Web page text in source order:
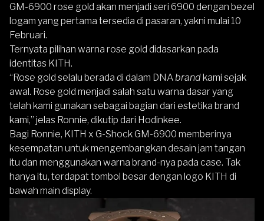
GM-6900 rose gold akan menjadi seri 6900 dengan bezel
logam yang pertama tersedia di pasaran, yakni mulai 10
Februari.
Ternyata pilihan warna rose gold didasarkan pada
identitas KITH.
“Rose gold selalu berada di dalam DNA brandkami sejak
awal. Rose gold menjadi salah satu warna dasar yang
telah kami gunakan sebagai bagian dari estetika brand
kami,” jelas Ronnie, dikutip dari Hodinkee.
Bagi Ronnie, KITH x G-Shock GM-6900 memberinya
kesempatan untuk mengembangkan desain jam tangan
itu dan menggunakan warna brand-nya pada case. Tak
hanya itu, terdapat tombol besar dengan logo KITH di
bawah main display.